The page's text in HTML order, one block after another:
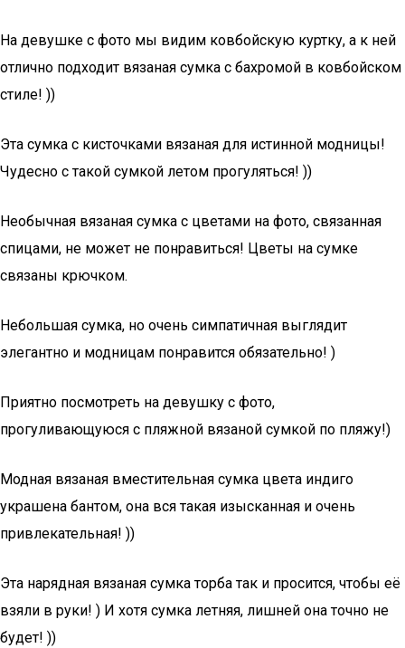
На девушке с фото мы видим ковбойскую куртку, а к ней
отлично подходит вязаная сумка с бахромой в ковбойском
стиле! ))
Эта сумка с кисточками вязаная для истинной модницы!
Чудесно с такой сумкой летом прогуляться! ))
Необычная вязаная сумка с цветами на фото, связанная
спицами, не может не понравиться! Цветы на сумке
связаны крючком.
Небольшая сумка, но очень симпатичная выглядит
элегантно и модницам понравится обязательно! )
Приятно посмотреть на девушку с фото,
прогуливающуюся с пляжной вязаной сумкой по пляжу!)
Модная вязаная вместительная сумка цвета индиго
украшена бантом, она вся такая изысканная и очень
привлекательная! ))
Эта нарядная вязаная сумка торба так и просится, чтобы её
взяли в руки! ) И хотя сумка летняя, лишней она точно не
будет! ))